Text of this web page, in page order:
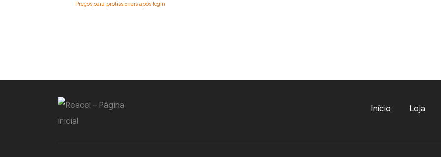
Preços para profissionais após login
Início Loja